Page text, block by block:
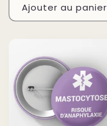
Ajouter au panier